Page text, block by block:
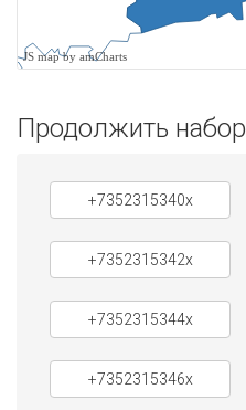
JS map by amCharts
Продолжить набор
+7352315340x
+7352315342x
+7352315344x
+7352315346x